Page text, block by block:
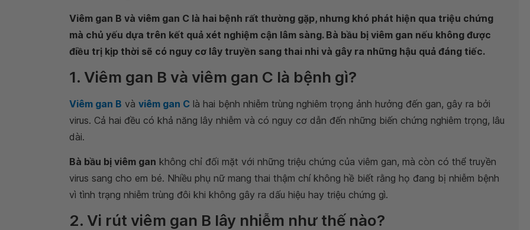
Viêm gan B và viêm gan C là hai bệnh rất thường gặp, nhưng khó phát hiện qua triệu chứng
mà chủ yếu dựa trên kết quả xét nghiệm cận lâm sàng. Bà bầu bị viêm gan nếu không được
điều trị kịp thời sẽ có nguy cơ lây truyền sang thai nhi và gây ra những hậu quả đáng tiếc.
1. Viêm gan B và viêm gan C là bệnh gì?
Viêm gan B và viêm gan C là hai bệnh nhiễm trùng nghiêm trọng ảnh hưởng đến gan, gây ra bởi
virus. Cả hai đều có khả năng lây nhiễm và có nguy cơ dẫn đến những biến chứng nghiêm trọng, lâu
dài.
Bà bầu bị viêm gan không chỉ đối mặt với những triệu chứng của viêm gan, mà còn có thể truyền
virus sang cho em bé. Nhiều phụ nữ mang thai thậm chí không hề biết rằng họ đang bị nhiễm bệnh
vì tình trạng nhiễm trùng đôi khi không gây ra dấu hiệu hay triệu chứng gì.
2. Vi rút viêm gan B lây nhiễm như thế nào?